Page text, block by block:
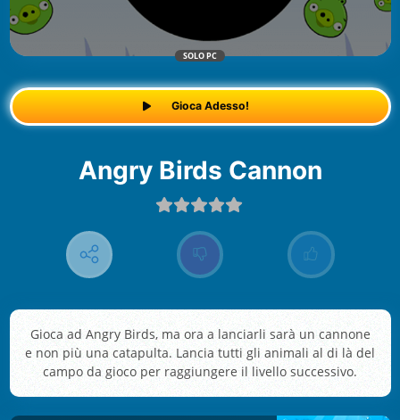
SOLO PC
Gioca Adesso!
Angry Birds Cannon
Gioca ad Angry Birds, ma ora a lanciarli sarà un cannone
e non più una catapulta. Lancia tutti gli animali al di là del
campo da gioco per raggiungere il livello successivo.